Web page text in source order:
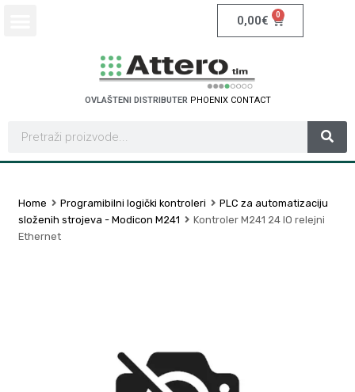
0,00€ 0
OVLAŠTENI DISTRIBUTER PHOENIX CONTACT
Home Programibilni logički kontroleri
PLC za automatizaciju
složenih strojeva - Modicon M241
Kontroler M241 24 IO relejni
Ethernet